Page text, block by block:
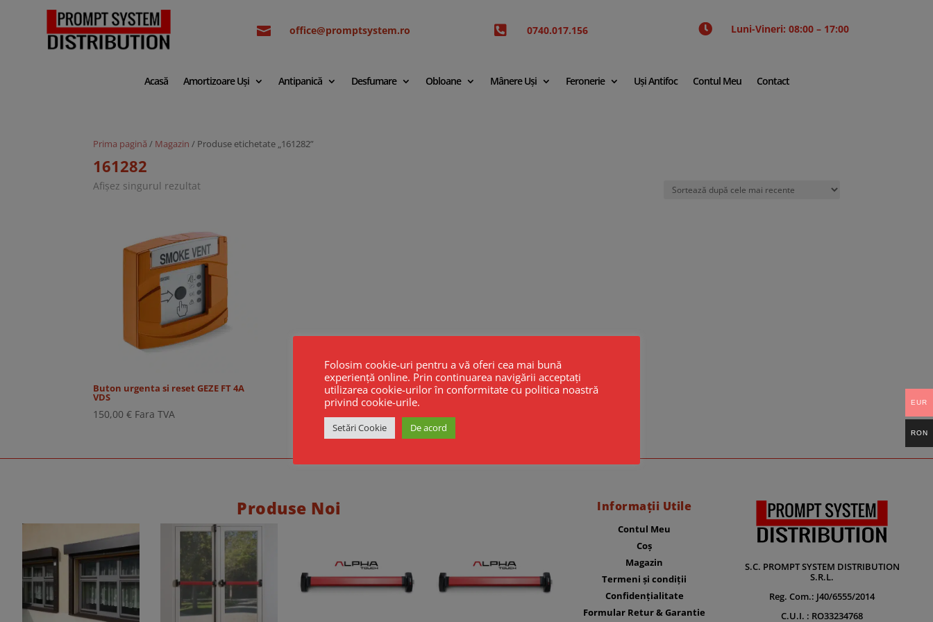
 office@promptsystem.ro  0740.017.156  Luni-Vineri: 08:00 – 17:00
Acasă Amortizoare Uși Antipanică Desfumare Obloane Mânere Uși Feronerie Uși Antifoc Contul Meu Contact
Prima pagină / Magazin / Produse etichetate „161282”
161282
Afișez singurul rezultat
Buton urgenta si reset GEZE FT 4A
VDS
150,00€ Fara TVA
Produse Noi Informații Utile
Contul Meu
Coș
Magazin
Termeni și condiții
Confidențialitate
Formular Retur & Garantie
S.C. PROMPT SYSTEM DISTRIBUTION
S.R.L.
Reg. Com.: J40/6555/2014
C.U.I. : RO33234768
Folosim cookie-uri pentru a vă oferi cea mai bună
experiență online. Prin continuarea navigării acceptați
utilizarea cookie-urilor în conformitate cu politica noastră
privind cookie-urile.
Setări Cookie De acord
EUR
RON